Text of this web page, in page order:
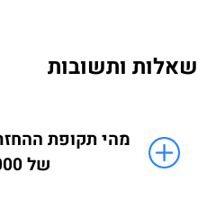
שאלות ותשובות
מהי תקופת
של 6,000 ש"ח?